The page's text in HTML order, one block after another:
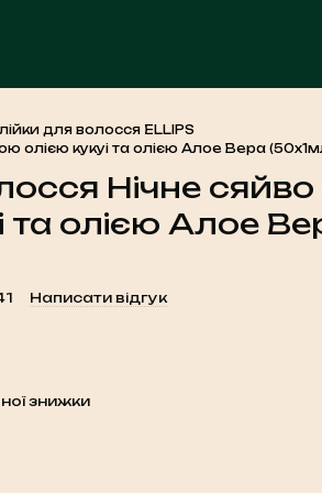
для волосся ELLIPS
олією кукуі та олією Алое Вера
Нічне сяйво
та олією Алое
Написати відгук
знижки